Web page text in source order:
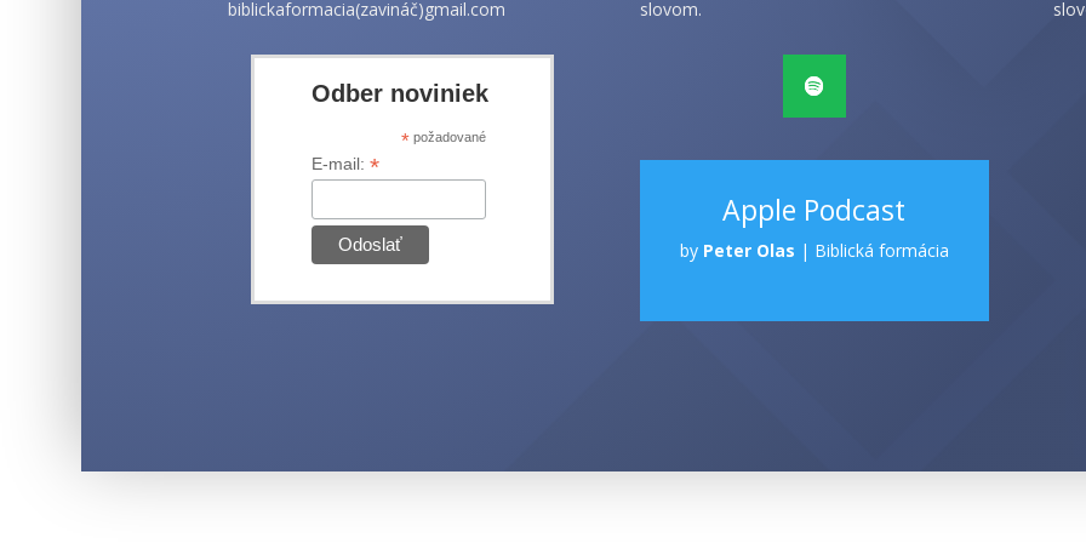
biblickaformacia(zavináč)gmail.com
Odber noviniek
*požadované
E-mail: *
slovom.
Apple Podcast
by Peter Olas | Biblická formácia